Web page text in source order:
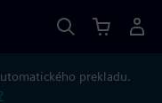
prekladu.